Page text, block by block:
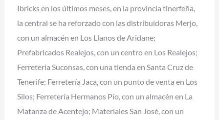
Ibricks en los últimos meses, en la provincia tinerfeña,
la central se ha reforzado con las distribuidoras Merjo,
con un almacén en Los Llanos de Aridane;
Prefabricados Realejos, con un centro en Los Realejos;
Ferretería Suconsas, con una tienda en Santa Cruz de
Tenerife; Ferretería Jaca, con un punto de venta en Los
Silos; Ferretería Hermanos Pío, con un almacén en La
Matanza de Acentejo; Materiales San José, con un